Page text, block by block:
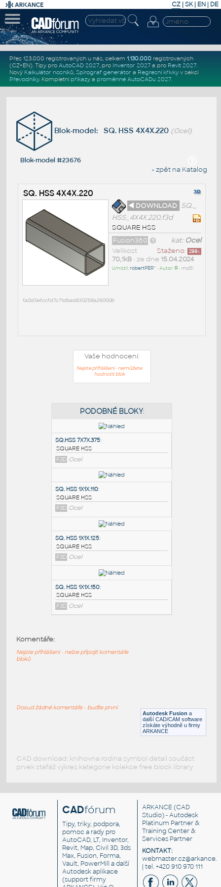
CZ | SK| EN | DE
Přes 123.000 registrovaných u nás, celkem 1.130.000registrovaných
(CZ+EN). Tipy pro AutoCAD 2027, pro Inventor 2027a pro Revit 2027.
Nový Kalkulátor nosníků, Spirograf generátor a Regresní křivkyv sekci
Převodníky. Kompletní příkazya proměnné AutoCADu 2027.
Blok-model: SQ. HSS 4X4X.220 (Ocel)
Blok-model #23676
« zpět na Katalog
SQ. HSS 4X4X.220
◄ DOWNLOAD SQ._
HSS_4X4X.220.f3d
SQUARE HSS
kat: Ocel
Fusion360
Staženo: 299x
Velikost
70,1kB• ze dne 15.04.2024
Umístil:robertPER^ • Autor: R• md5:
fa0d3efccfd7c71dbad830258a26000b
Vaše hodnocení:
Nejste přihlášeni - nemůžete
hodnotit blok
PODOBNÉ BLOKY:
SQ.HSS 7X7X.375:
SQUARE HSS
F3D Ocel
SQ. HSS 1X1X.110:
SQUARE HSS
F3D Ocel
F3D Ocel
Autodesk Fusion a
další CAD/CAM software
získáte výhodně u firmy
ARKANCE
Komentáře:
Nejste přihlášeni - nelze připojit komentáře
bloků
Dosud žádné komentáře - buďte první
CAD download: knihovna rodina symbol detail součást
prvek stafáž výkres kategorie kolekce free block library
CADfórum
Tipy, triky, podpora,
pomoc a rady pro
AutoCAD, LT, Inventor,
Revit, Map, Civil 3D, 3ds
Max, Fusion, Forma,
Vault, PowerMill a další
Autodesk aplikace
(support firmy
ARKANCE (CAD
Studio) - Autodesk
Platinum Partner &
Training Center &
Services Partner
KONTAKT:
| tel. +420 910 970 111